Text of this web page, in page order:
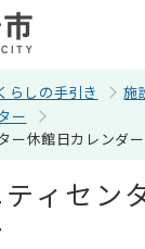
らしの手引き
施
ー
ー休館日カレンダー
ィセン